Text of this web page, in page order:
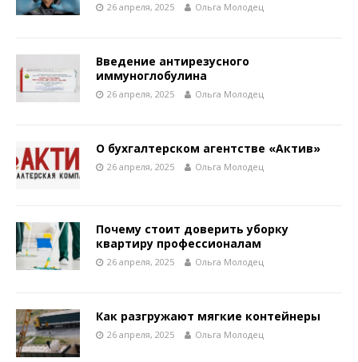
26 апреля, 2025 Ольга Молодец
Введение антирезусного
иммуноглобулина
26 апреля, 2025 Ольга Молодец
О бухгалтерском агентстве «Актив»
26 апреля, 2025 Ольга Молодец
Почему стоит доверить уборку
квартиру профессионалам
26 апреля, 2025 Ольга Молодец
Как разгружают мягкие контейнеры
26 апреля, 2025 Ольга Молодец